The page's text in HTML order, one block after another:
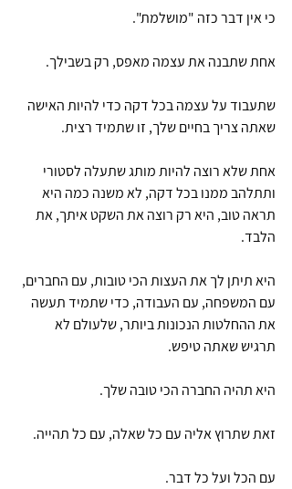
כי אין דבר כזה "מושלמת".
אחת שתבנה את עצמה מאפס, רק בשבילך.
שתעבוד על עצמה בכל דקה כדי להיות האישה
שאתה צריך בחיים שלך, זו שתמיד רצית.
אחת שלא רוצה להיות מותג שתעלה לסטורי
ותתלהב ממנו בכל דקה, לא משנה כמה היא
תראה טוב, היא רק רוצה את השקט איתך, את
הלבד.
היא תיתן לך את העצות הכי טובות, עם החברים,
עם המשפחה, עם העבודה, כדי שתמיד תעשה
את ההחלטות הנכונות ביותר, שלעולם לא
תרגיש שאתה טיפש.
היא תהיה החברה הכי טובה שלך.
זאת שתרוץ אליה עם כל שאלה, עם כל תהייה.
עם הכל ועל כל דבר.